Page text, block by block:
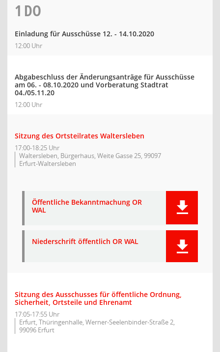
1 DO
Einladung für Ausschüsse 12. - 14.10.2020
12:00 Uhr
Abgabeschluss der Änderungsanträge für Ausschüsse
am 06. - 08.10.2020 und Vorberatung Stadtrat
04./05.11.20
12:00 Uhr
Sitzung des Ortsteilrates Waltersleben
17:00-18:25 Uhr
Waltersleben, Bürgerhaus, Weite Gasse 25, 99097
Erfurt-Waltersleben
Öffentliche Bekanntmachung OR
WAL
Niederschrift öffentlich OR WAL
Sitzung des Ausschusses für öffentliche Ordnung,
Sicherheit, Ortsteile und Ehrenamt
17:05-17:55 Uhr
Erfurt, Thüringenhalle, Werner-Seelenbinder-Straße 2,
99096 Erfurt